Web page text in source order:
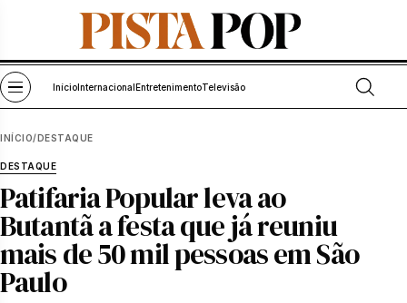
Pular para o conteúdo
Abrir menu
Início Internacional EntretenimentoTelevisão Abrir
INÍCIO/ DESTAQUE
DESTAQUE
Patifaria Popular leva ao
Butantã a festa que já reuniu
mais de 50 mil pessoas em São
Paulo